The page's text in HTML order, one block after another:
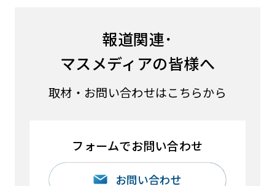
報道関連･
マスメディアの皆様へ
取材・お問い合わせはこちらから
フォームでお問い合わせ
お問い合わせ